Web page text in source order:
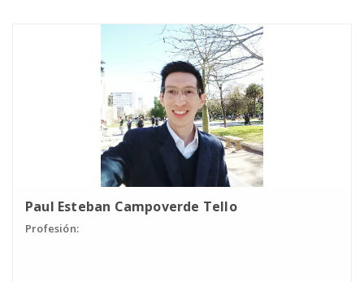
Paul Esteban Campoverde Tello
Profesión: